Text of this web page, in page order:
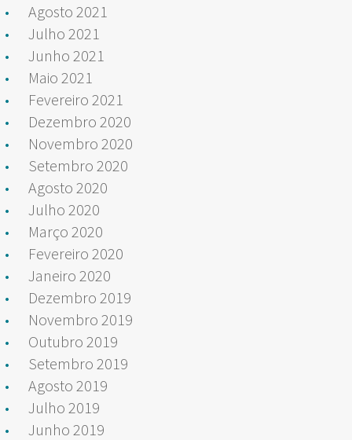
Agosto 2021
Julho 2021
Junho 2021
Maio 2021
Fevereiro 2021
Dezembro 2020
Novembro 2020
Setembro 2020
Agosto 2020
Julho 2020
Março 2020
Fevereiro 2020
Janeiro 2020
Dezembro 2019
Novembro 2019
Outubro 2019
Setembro 2019
Agosto 2019
Julho 2019
Junho 2019